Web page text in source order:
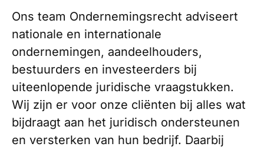
Ons team Ondernemingsrecht adviseert
nationale en internationale
ondernemingen, aandeelhouders,
bestuurders en investeerders bij
uiteenlopende juridische vraagstukken.
Wij zijn er voor onze cliënten bij alles wat
bijdraagt aan het juridisch ondersteunen
en versterken van hun bedrijf. Daarbij